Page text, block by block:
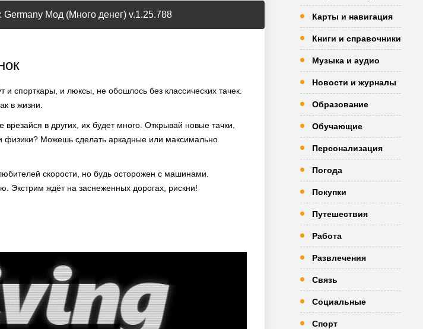
Germany Мод (Много денег) v.1.25.788
спорткары, и люксы, не обошлось без классических тачек.
в жизни.
в других, их будет много. Открывай новые тачки,
физики? Можешь сделать аркадные или максимально
скорости, но будь осторожен с машинами.
Экстрим ждёт на заснеженных дорогах, рискни!
Карты и навигация
Книги и справочники
Музыка и аудио
Новости и журналы
Образование
Обучающие
Персонализация
Погода
Покупки
Путешествия
Работа
Развлечения
Связь
Социальные
Спорт